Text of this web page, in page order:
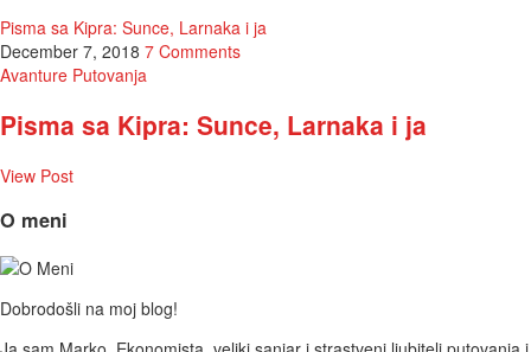
Pisma sa Kipra: Sunce, Larnaka i ja
December 7, 2018 7 Comments
Avanture Putovanja
Pisma sa Kipra: Sunce, Larnaka i ja
View Post
O meni
Dobrodošli na moj blog!